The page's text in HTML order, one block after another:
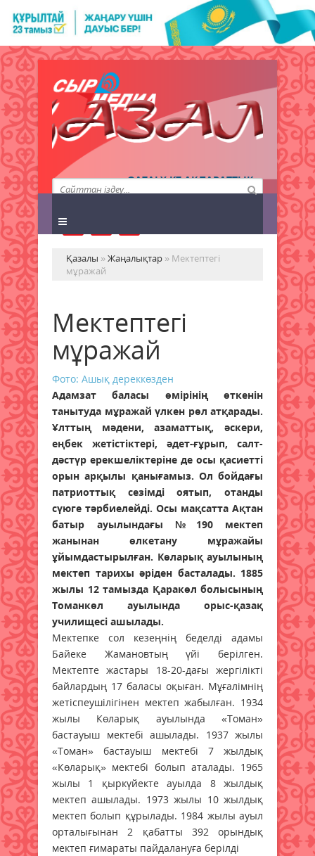
QAZALY.KZ АҚПАРАТТЫҚ
АГЕНТТІГІ
Қазалы »Жаңалықтар » Мектептегі
мұражай
Мектептегі
мұражай
Фото: Ашық дереккөзден
Адамзат баласы өмірінің өткенін
танытуда мұражай үлкен рөл атқарады.
Ұлттың мәдени, азаматтық, әскери,
еңбек жетістіктері, әдет-ғұрып, салт-
дәстүр ерекшеліктеріне де осы қасиетті
орын арқылы қанығамыз. Ол бойдағы
патриоттық сезімді оятып, отанды
сүюге тәрбиелейді. Осы мақсатта Ақтан
батыр ауылындағы №190 мектеп
жанынан өлкетану мұражайы
ұйымдастырылған. Көларық ауылының
мектеп тарихы әріден басталады. 1885
жылы 12 тамызда Қаракөл болысының
Томанкөл ауылында орыс-қазақ
училищесі ашылады.
Мектепке сол кезеңнің беделді адамы
Байеке Жамановтың үйі берілген.
Мектепте жас­тары 18-20-дағы жергілікті
байлардың 17 баласы оқыған. Мұғалімнің
жетіспеушілігінен мектеп жабылған. 1934
жылы Көларық ауылында «Томан»
бастауыш мектебі ашылады. 1937 жылы
«Томан» бастауыш мектебі 7 жылдық
«Көларық» мектебі болып аталады. 1965
жылы 1 қыркүйекте ауылда 8 жылдық
мектеп ашылады. 1973 жылы 10 жылдық
мектеп болып құрылады. 1984 жылы ауыл
орталығынан 2 қабатты 392 орындық
мектеп ғимараты пайдалануға берілді